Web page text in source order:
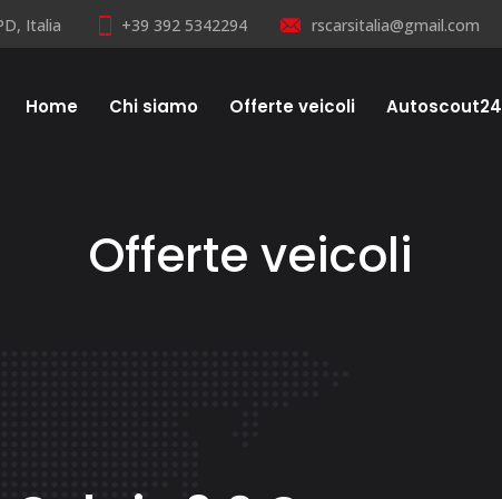
Italia +39 392 5342294 rscarsitalia@gmail.com
Home Chi siamo Offerte veicoli Autoscout24
Offerte veicoli